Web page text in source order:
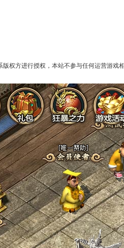
权方进行授权，本站不参与任何运营游